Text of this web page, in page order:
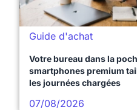
Guide d'achat
Votre bureau dans la
smartphones premium
les journées chargées
07/08/2026